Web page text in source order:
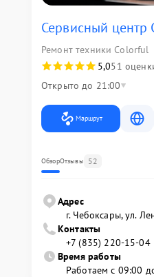
Сервисный центр
Ремонт техники Colorful
5,051
Открыто до 21:00
Маршрут
ОбзорОтзывы 52
Адрес
г. Чебоксары, ул.
Контакты
+7 (835) 220-15-04
Время работы
Работаем с 09:00